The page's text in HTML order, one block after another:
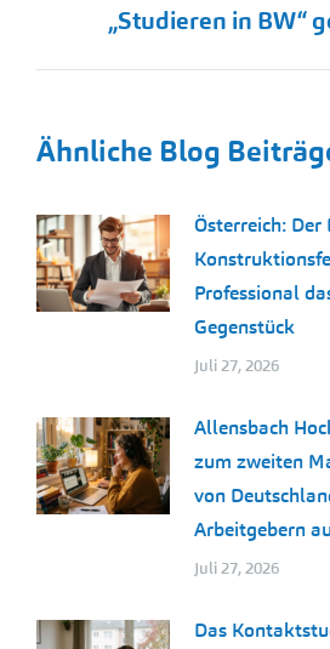
„Studieren in BW“
Ähnliche Blog
Österreich: Der
Professional
Gegenstück
Juli 27, 2026
Allensbach
zum zweiten
von
Arbeitgebern
Juli 27, 2026
Das